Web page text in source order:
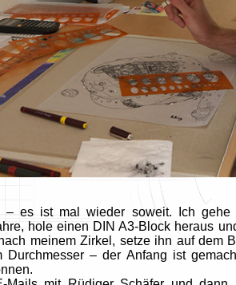
– es ist mal wieder soweit. Ich
hole einen DIN A3-Block heraus
meinem Zirkel, setze ihn auf dem
– der Anfang ist